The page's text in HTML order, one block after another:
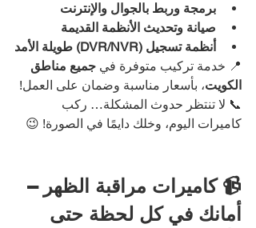
برمجة وربط بالجوال والإنترنت
صيانة وتحديث الأنظمة القديمة
أنظمة تسجيل (DVR/NVR) طويلة الأمد
📍 خدمة تركيب متوفرة في جميع مناطق
الكويت، بأسعار مناسبة وضمان على العمل!
📞 لا تنتظر حدوث المشكلة… ركب
كاميرات اليوم، وخلك دايمًا في الصورة! 😉
📹 كاميرات مراقبة الظهر –
أمانك في كل لحظة حتى